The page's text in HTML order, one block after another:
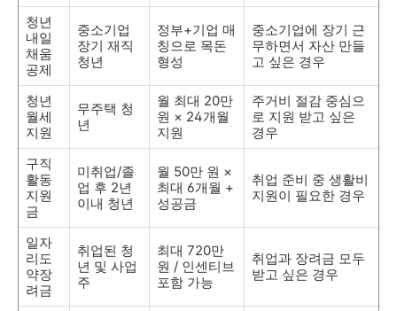
청년
내일
채움
공제
중소기업
장기 재직
청년
정부+기업 매
칭으로 목돈
형성
중소기업에 장기 근
무하면서 자산 만들
고 싶은 경우
청년
월세
지원
무주택 청
년
월 최대 20만
원 × 24개월
지원
주거비 절감 중심으
로 지원 받고 싶은
경우
구직
활동
지원
금
미취업/졸
업 후 2년
이내 청년
월 50만 원 ×
최대 6개월 +
성공금
취업 준비 중 생활비
지원이 필요한 경우
일자
리도
약장
려금
취업된 청
년 및 사업
주
최대 720만
원 / 인센티브
포함 가능
취업과 장려금 모두
받고 싶은 경우